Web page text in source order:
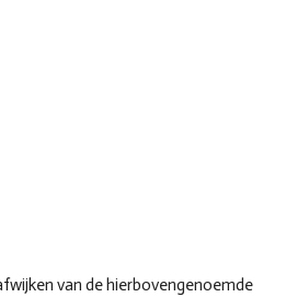
van de hierbovengenoemde